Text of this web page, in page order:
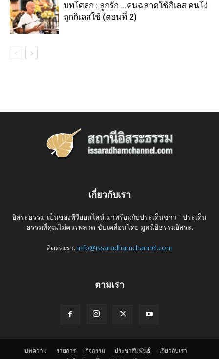
บทโศลก : ลูกรัก …คนฉลาดใช้กิเลส คนโง่
ถูกกิเลสใช้ (ตอนที่ 2)
เกี่ยวกับเรา
อิสระธรรม เป็นช่องทีวีออนไลน์ มาพร้อมกับประเด็นข่าว - ประเด็น
ธรรมที่คุณไม่ควรพลาด ขับเคลื่อนโดย มูลนิธิธรรมอิสระ.
ติดต่อเรา: info@issaradhamchannel.com
ตามเรา
บทความ รายการ กิจกรรม ประชาสัมพันธ์
เกี่ยวกับเรา